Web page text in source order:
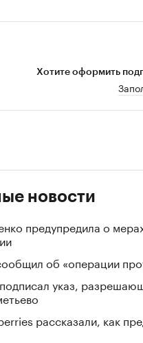
Хотите оформить
новости
предупредила о
об «операции
указ,
рассказали, как